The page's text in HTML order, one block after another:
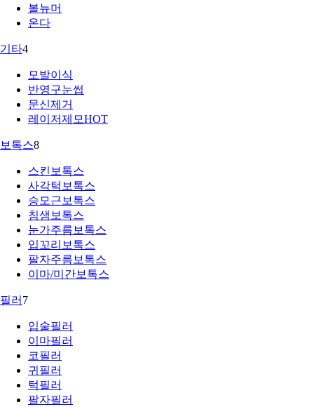
볼뉴머
온다
기타4
모발이식
반영구눈썹
문신제거
레이저제모HOT
보톡스8
스킨보톡스
사각턱보톡스
승모근보톡스
침샘보톡스
눈가주름보톡스
입꼬리보톡스
팔자주름보톡스
이마/미간보톡스
필러 7
입술필러
이마필러
코필러
귀필러
턱필러
팔자필러